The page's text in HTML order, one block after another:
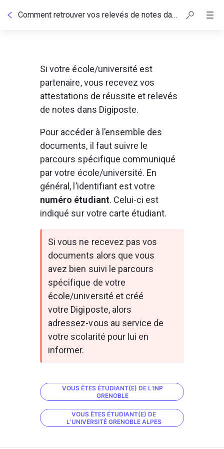
Comment retrouver vos relevés de notes dans Digiposte ?
Si votre école/université est
partenaire, vous recevez vos
attestations de réussite et relevés
de notes dans Digiposte.
Pour accéder à l’ensemble des
documents, il faut suivre le
parcours spécifique communiqué
par votre école/université. En
général, l’identifiant est votre
numéro étudiant. Celui-ci est
indiqué sur votre carte étudiant.
Si vous ne recevez pas vos
documents alors que vous
avez bien suivi le parcours
spécifique de votre
école/université et créé
votre Digiposte, alors
adressez-vous au service de
votre scolarité pour lui en
informer.
VOUS ÊTES ÉTUDIANT(E) DE L’INP
GRENOBLE
VOUS ÊTES ÉTUDIANT(E) DE
L’UNIVERSITÉ GRENOBLE ALPES